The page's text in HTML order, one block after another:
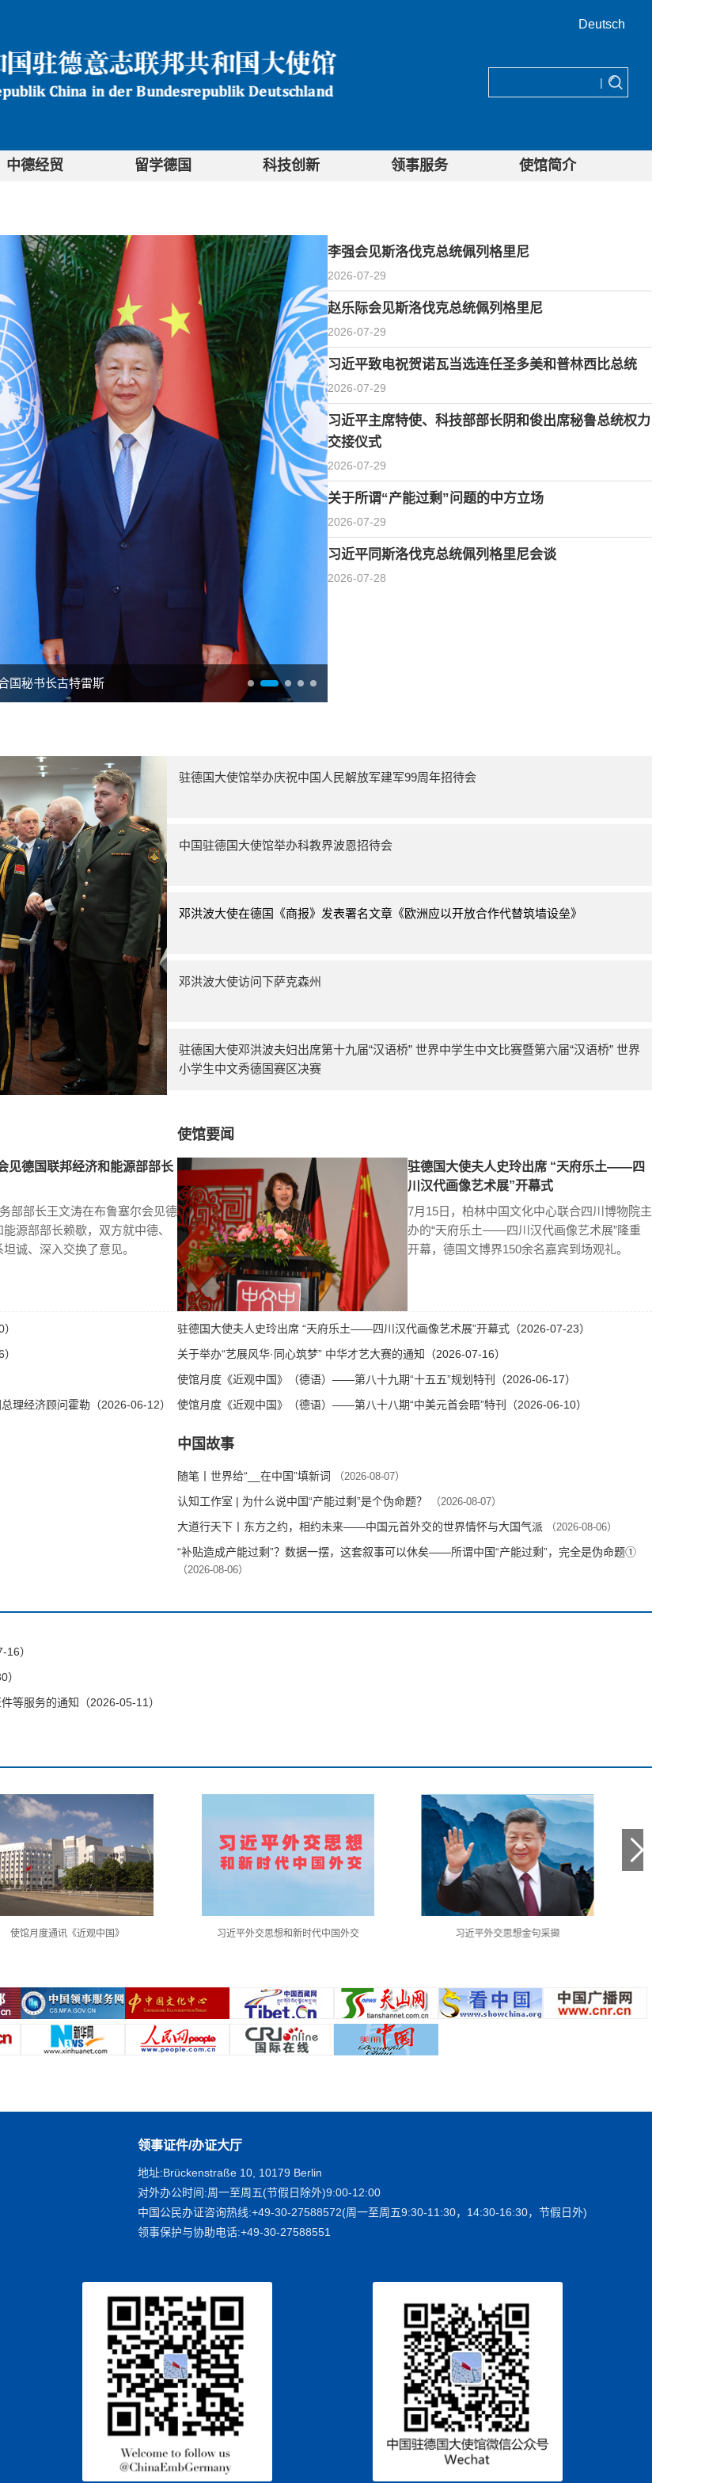
Deutsch
|
中德经贸 留学德国 科技创新 领事服务 使馆简介
国秘书长古特雷斯
李强会见斯洛伐克总统佩列格里尼
2026-07-29
赵乐际会见斯洛伐克总统佩列格里尼
2026-07-29
习近平致电祝贺诺瓦当选连任圣多美和普林西比总统
2026-07-29
习近平主席特使、科技部部长阴和俊出席秘鲁总统权力
交接仪式
2026-07-29
关于所谓“产能过剩”问题的中方立场
2026-07-29
习近平同斯洛伐克总统佩列格里尼会谈
2026-07-28
驻德国大使馆举办庆祝中国人民解放军建军99周年招待会
中国驻德国大使馆举办科教界波恩招待会
邓洪波大使在德国《商报》发表署名文章《欧洲应以开放合作代替筑墙设垒》
邓洪波大使访问下萨克森州
驻德国大使邓洪波夫妇出席第十九届“汉语桥” 世界中学生中文比赛暨第六届“汉语桥” 世界
小学生中文秀德国赛区决赛
见德国联邦经济和能源部部长
部部长王文涛在布鲁塞尔会见德
源部部长赖歇，双方就中德、
诚、深入交换了意见。
理经济顾问霍勒（2026-06-12）
使馆要闻
驻德国大使夫人史玲出席 “天府乐土——四
川汉代画像艺术展”开幕式
7月15日，柏林中国文化中心联合四川博物院主
办的“天府乐土——四川汉代画像艺术展”隆重
开幕，德国文博界150余名嘉宾到场观礼。
驻德国大使夫人史玲出席 “天府乐土——四川汉代画像艺术展”开幕式（2026-07-23）
关于举办“艺展风华·同心筑梦” 中华才艺大赛的通知（2026-07-16）
使馆月度《近观中国》（德语）——第八十九期“十五五”规划特刊（2026-06-17）
使馆月度《近观中国》（德语）——第八十八期“中美元首会晤”特刊（2026-06-10）
中国故事
随笔丨世界给“__在中国”填新词 （2026-08-07）
认知工作室 | 为什么说中国“产能过剩”是个伪命题？ （2026-08-07）
大道行天下丨东方之约，相约未来——中国元首外交的世界情怀与大国气派 （2026-08-06）
“补贴造成产能过剩”？数据一摆，这套叙事可以休矣——所谓中国“产能过剩”，完全是伪命题①
（2026-08-06）
）
等服务的通知（2026-05-11）
使馆月度通讯《近观中国》 习近平外交思想和新时代中国外交 习近平外交思想金句采撷
领事证件/办证大厅
地址:Brückenstraße 10, 10179 Berlin
对外办公时间:周一至周五(节假日除外)9:00-12:00
中国公民办证咨询热线:+49-30-27588572(周一至周五9:30-11:30，14:30-16:30，节假日外)
领事保护与协助电话:+49-30-27588551